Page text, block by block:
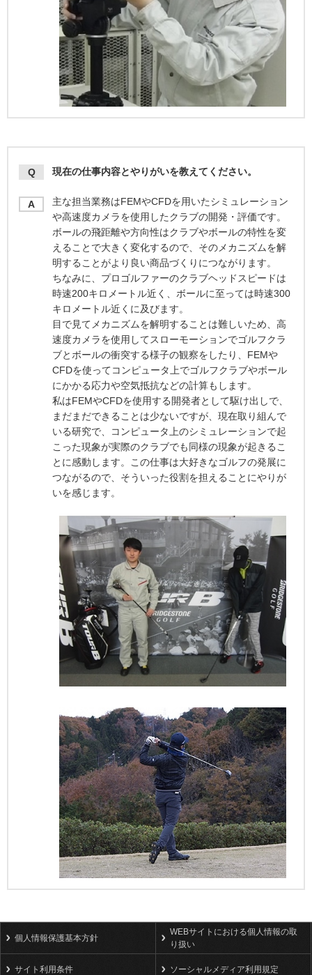
Q 現在の仕事内容とやりがいを教えてください。
A
主な担当業務はFEMやCFDを用いたシミュレーション
や高速度カメラを使用したクラブの開発・評価です。
ボールの飛距離や方向性はクラブやボールの特性を変
えることで大きく変化するので、そのメカニズムを解
明することがより良い商品づくりにつながります。
ちなみに、プロゴルファーのクラブヘッドスピードは
時速200キロメートル近く、ボールに至っては時速300
キロメートル近くに及びます。
目で見てメカニズムを解明することは難しいため、高
速度カメラを使用してスローモーションでゴルフクラ
ブとボールの衝突する様子の観察をしたり、FEMや
CFDを使ってコンピュータ上でゴルフクラブやボール
にかかる応力や空気抵抗などの計算もします。
私はFEMやCFDを使用する開発者として駆け出しで、
まだまだできることは少ないですが、現在取り組んで
いる研究で、コンピュータ上のシミュレーションで起
こった現象が実際のクラブでも同様の現象が起きるこ
とに感動します。この仕事は大好きなゴルフの発展に
つながるので、そういった役割を担えることにやりが
いを感じます。
個人情報保護基本方針
WEBサイトにおける個人情報の取
り扱い
サイト利用条件 ソーシャルメディア利用規定